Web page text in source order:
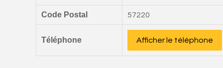
Code Postal 57220
Téléphone Afficher le téléphone